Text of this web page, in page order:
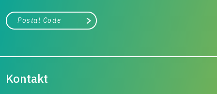
Stad, land
Påbörja sökning
Kontakt